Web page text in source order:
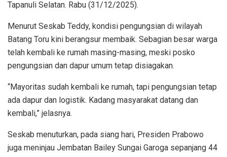
Tapanuli Selatan. Rabu (31/12/2025).
Menurut Seskab Teddy, kondisi pengungsian di wilayah
Batang Toru kini berangsur membaik. Sebagian besar warga
telah kembali ke rumah masing-masing, meski posko
pengungsian dan dapur umum tetap disiagakan.
“Mayoritas sudah kembali ke rumah, tapi pengungsian tetap
ada dapur dan logistik. Kadang masyarakat datang dan
kembali,” jelasnya.
Seskab menuturkan, pada siang hari, Presiden Prabowo
juga meninjau Jembatan Bailey Sungai Garoga sepanjang 44